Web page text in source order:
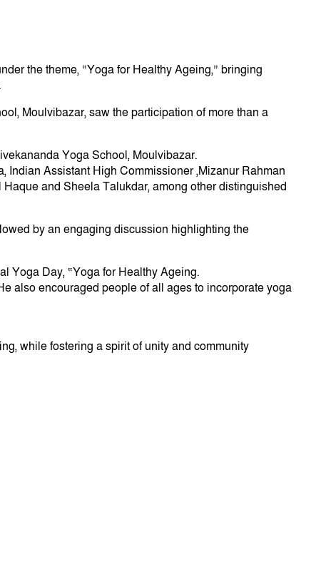
the theme, “Yoga for Healthy Ageing,” bringing
Moulvibazar, saw the participation of more than a
Yoga School, Moulvibazar.
Assistant High Commissioner ,Mizanur Rahman
and Sheela Talukdar, among other distinguished
by an engaging discussion highlighting the
Yoga Day, “Yoga for Healthy Ageing.
also encouraged people of all ages to incorporate yoga
while fostering a spirit of unity and community